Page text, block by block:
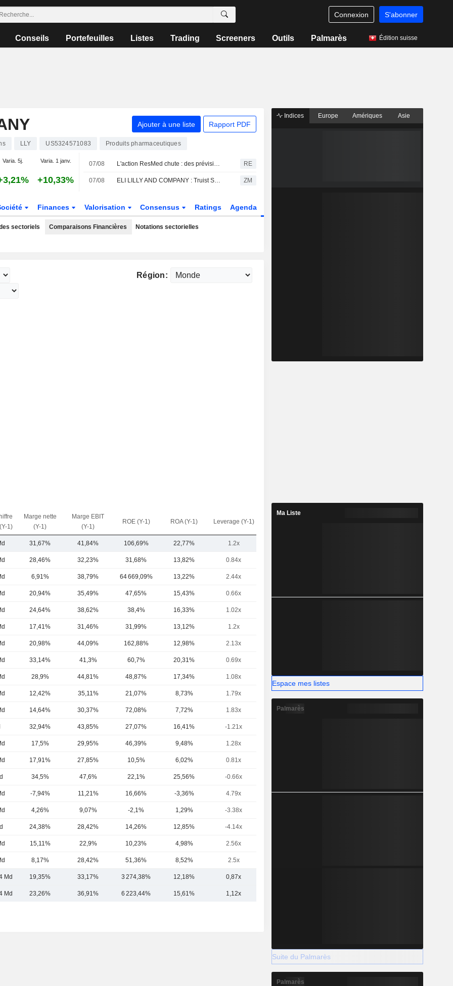
Connexion S'abonner
Conseils Portefeuilles Listes Trading Screeners Outils Palmarès Édition suisse
Ajouter à une liste Rapport PDF
LLY US5324571083 Produits pharmaceutiques
Varia. 5j. Varia. 1 janv.
+10,33%
07/08 L'action ResMed chute : des prévisions de ventes décevantes pour 2027 éclipsent des bénéfices trimestriels supérieurs aux attentes RE
07/08 ELI LILLY AND COMPANY : Truist Securities réitère son opinion positive sur le titre ZM
Finances Valorisation Consensus Ratings Agenda
sectoriels Comparaisons Financières Notations sectorielles
Région:
1)
Marge nette
(Y-1)
Marge EBIT
(Y-1)
ROE (Y-1) ROA (Y-1) Leverage (Y-1)
31,67% 41,84% 106,69% 22,77% 1.2x
28,46% 32,23% 31,68% 13,82% 0.84x
6,91% 38,79% 64 669,09% 13,22% 2.44x
20,94% 35,49% 47,65% 15,43% 0.66x
24,64% 38,62% 38,4% 16,33% 1.02x
17,41% 31,46% 31,99% 13,12% 1.2x
20,98% 44,09% 162,88% 12,98% 2.13x
33,14% 41,3% 60,7% 20,31% 0.69x
28,9% 44,81% 48,87% 17,34% 1.08x
12,42% 35,11% 21,07% 8,73% 1.79x
14,64% 30,37% 72,08% 7,72% 1.83x
32,94% 43,85% 27,07% 16,41% -1.21x
17,5% 29,95% 46,39% 9,48% 1.28x
17,91% 27,85% 10,5% 6,02% 0.81x
34,5% 47,6% 22,1% 25,56% -0.66x
-7,94% 11,21% 16,66% -3,36% 4.79x
4,26% 9,07% -2,1% 1,29% -3.38x
24,38% 28,42% 14,26% 12,85% -4.14x
15,11% 22,9% 10,23% 4,98% 2.56x
8,17% 28,42% 51,36% 8,52% 2.5x
Md 19,35% 33,17% 3 274,38% 12,18% 0,87x
Md 23,26% 36,91% 6 223,44% 15,61% 1,12x
Indices Europe Amériques Asie
Ma Liste
Espace mes listes
Palmarès
Suite du Palmarès
Palmarès